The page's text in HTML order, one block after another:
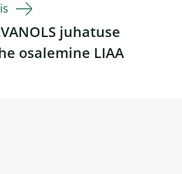
aktiivsuse
juhatuse
osalemine LIAA